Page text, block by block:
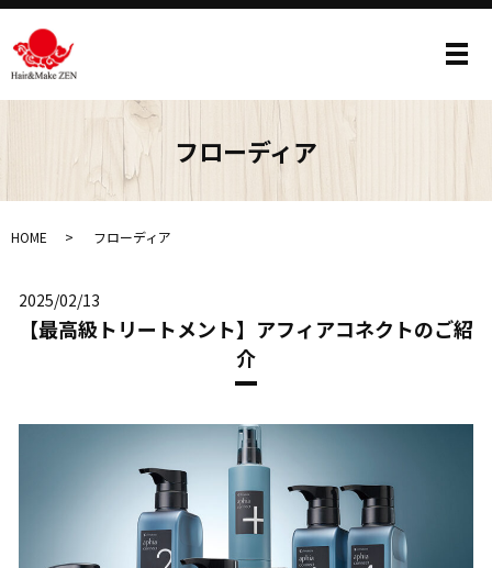
メ
フローディア
HOME フローディア
2025/02/13
【最高級トリートメント】アフィアコネクトのご紹
介